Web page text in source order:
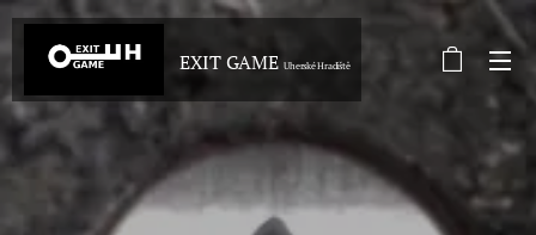
EXIT GAME Uherské Hradiště